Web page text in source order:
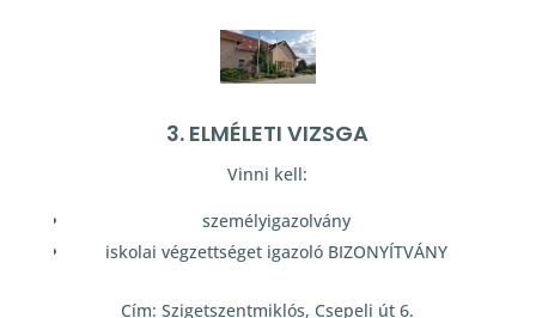
3. ELMÉLETI VIZSGA
Vinni kell:
személyigazolvány
iskolai végzettséget igazoló BIZONYÍTVÁNY
Cím: Szigetszentmiklós, Csepeli út 6.